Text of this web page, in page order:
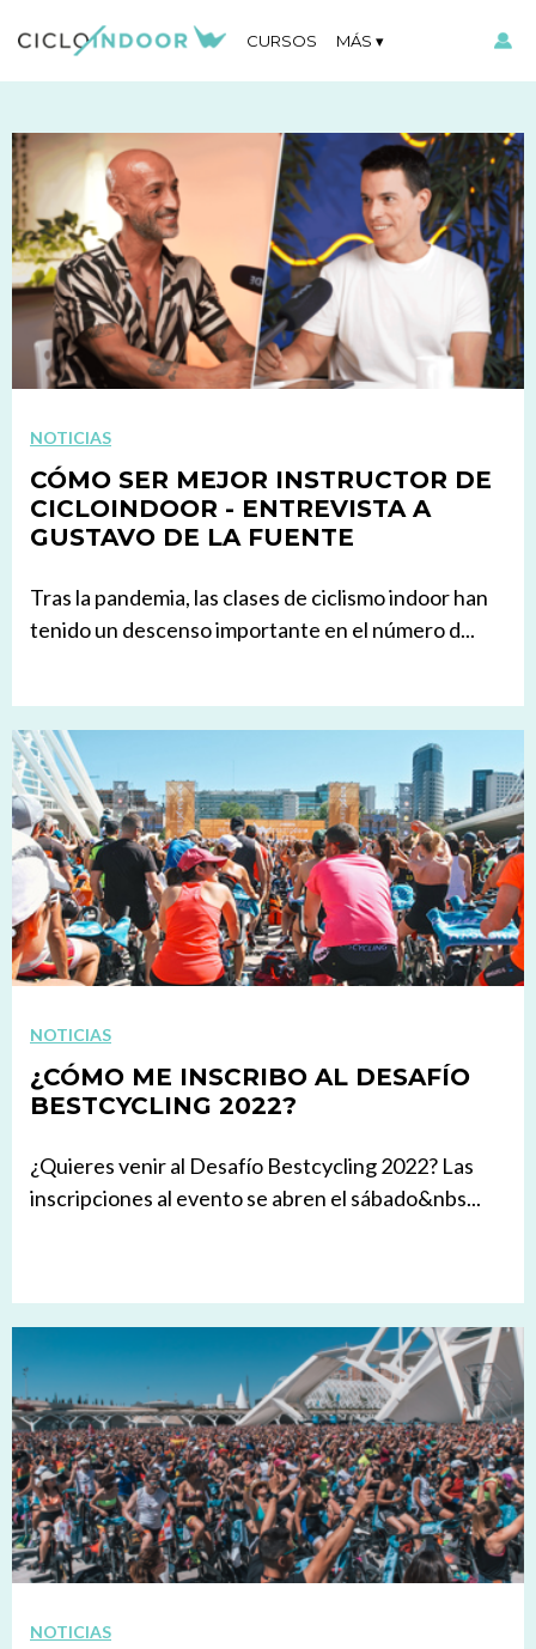
CURSOS MÁS
NOTICIAS
CÓMO SER MEJOR INSTRUCTOR DE
CICLOINDOOR - ENTREVISTA A
GUSTAVO DE LA FUENTE
Tras la pandemia, las clases de ciclismo indoor han
tenido un descenso importante en el número d...
NOTICIAS
¿CÓMO ME INSCRIBO AL DESAFÍO
BESTCYCLING 2022?
¿Quieres venir al Desafío Bestcycling 2022? Las
inscripciones al evento se abren el sábado&nbs...
NOTICIAS